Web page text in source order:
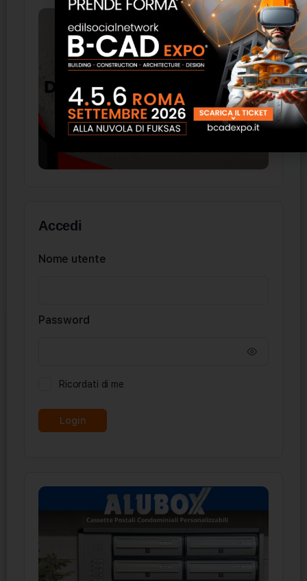
Accedi
Nome utente
Password
Ricordati di me